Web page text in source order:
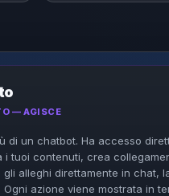
— AGISCE
di un chatbot. Ha accesso
i tuoi contenuti, crea
alleghi direttamente in chat,
azione viene mostrata in